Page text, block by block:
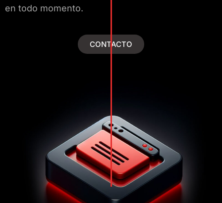
en todo momento.
CONTACTO